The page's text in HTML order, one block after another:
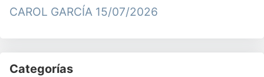
CAROL GARCÍA 15/07/2026
Categorías